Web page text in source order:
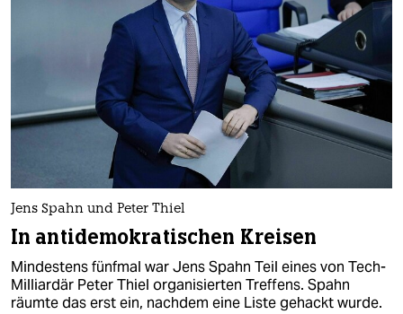
Jens Spahn und Peter Thiel
In antidemokratischen Kreisen
Mindestens fünfmal war Jens Spahn Teil eines von Tech-
Milliardär Peter Thiel organisierten Treffens. Spahn
räumte das erst ein, nachdem eine Liste gehackt wurde.